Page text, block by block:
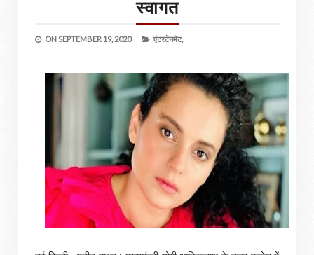
स्वागत
ONSEPTEMBER 19, 2020 एंटरटेनमेंट,